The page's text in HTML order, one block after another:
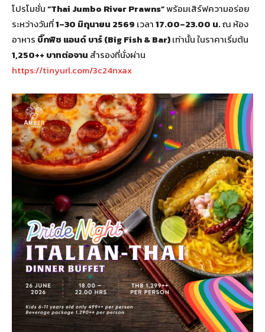
โปรโมชั่น“Thai Jumbo River Prawns”พร้อมเสิร์ฟความอร่อย
ระหว่างวันที่1–30 มิถุนายน 2569 เวลา17.00–23.00 น.ณ ห้อง
อาหาร บิ๊กฟิช แอนด์ บาร์ (Big Fish & Bar)เท่านั้น ในราคาเริ่มต้น
1,250++ บาทต่อจาน สำรองที่นั่งผ่าน
https://tinyurl.com/3c24nxax